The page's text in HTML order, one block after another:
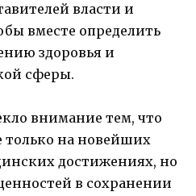
власти и
вместе определить
здоровья и
сферы.
внимание тем, что
только на новейших
достижениях, но
в сохранении